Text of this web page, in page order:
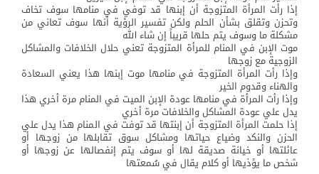
إذا رأت المرأة المتزوجة أن إبنها قد توفي في منامها سوف تخاف
وتحزن وتقلق بشأن الحلم ولكن تفسير الرؤية أنها سوف تعاني من
مشكلة ما وسوف يتم حلها قريباً إن شاء الله
موت الإبن في المنام للمرأة المتزوجة تعني حلال الخلافات والمشاكل
الزوجية مع زوجها
وإذا رأت المرأة المتزوجة في منامها موت إبنها هذا يعني السعادة
والهناء وقدوم الخير
وإذا رأت المرأة في منامها عودة الإبن الميت في المنام مرة أخري هذا
يدل علي عودة المشاكل والخلافات مرة أخري
إذا حلمت المرأة المتزوجة أن إبنتها قد توفت في المنام هذا يدل علي
الحزن والنكد وضياع حياتها ومشاكل سوق تقابلها من زوجها أو
عائلتها أو خيانة صديقة لها أو سوف يتم إنفصالها عن زوجها أو
شخص ما يؤذيها أو كلام يقال في سُمعتها